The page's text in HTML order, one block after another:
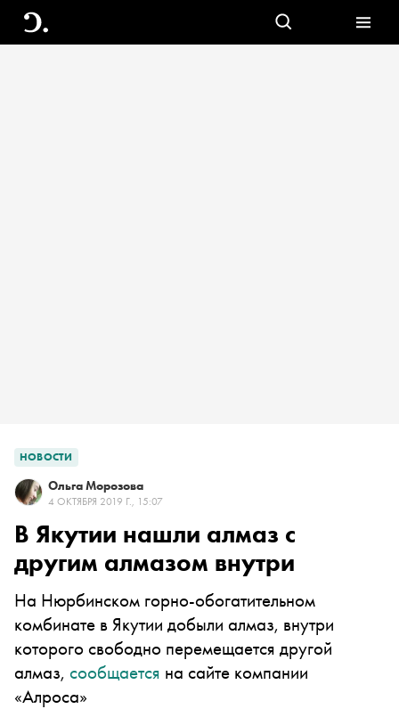
НОВОСТИ
Ольга Морозова
4 ОКТЯБРЯ 2019 Г., 15:07
В Якутии нашли алмаз с
другим алмазом внутри
На Нюрбинском горно-обогатительном
комбинате в Якутии добыли алмаз, внутри
которого свободно перемещается другой
алмаз, сообщается на сайте компании
«Алроса»